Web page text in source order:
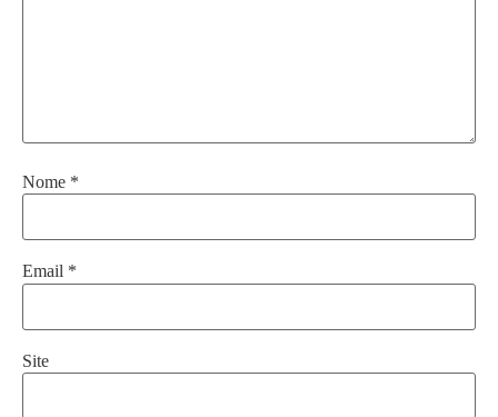
Nome *
Email *
Site